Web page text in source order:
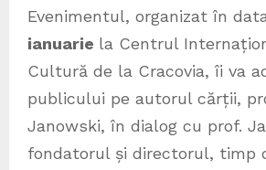
Evenimentul, organizat în
ianuarie la Centrul
Cultură de la Cracovia, îi va
publicului pe autorul cărții,
Janowski, în dialog cu prof.
fondatorul și directorul, timp